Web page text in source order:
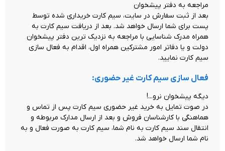
مراجعه به دفتر پیشخوان
بعد از ثبت سفارش در سایت، سیم کارت خریداری شده توسط
پست برای شما ارسال خواهد شد. بعد از دریافت سیم کارت به
همراه مدرک شناسایی با مراجعه به نزدیک ترین دفتر پیشخوان
دولت و یا دفاتر امور مشترکین همراه اول، اقدام به فعال سازی
سیم کارت نمایید.
فعال سازی سیم کارت غیر حضوری:
دیگه پیشخوان نرو...!
در صوت تمایل به خرید غیر حضوری سیم کارت پس از تماس و
هماهنگی با کارشناسان فروش و بعد از ارسال مدارک مربوطه و
انتقال سند سیم کارت به نام شما، سیم کارت به صورت فعال و به
نام شما ارسال خواهد شد.